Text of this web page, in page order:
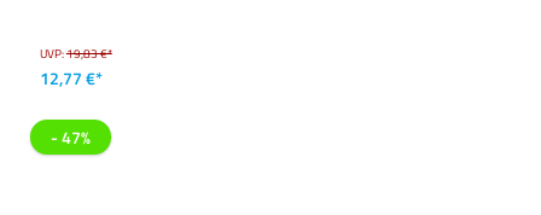
UVP:19,83 €*
12,77 €*
- 47%